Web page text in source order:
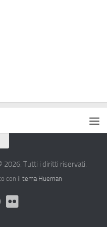
2026. Tutti i diritti riservati.
con il tema Hueman